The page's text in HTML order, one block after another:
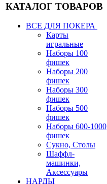
КАТАЛОГ ТОВАРОВ
ВСЕ ДЛЯ ПОКЕРА
Карты
игральные
Наборы 100
фишек
Наборы 200
фишек
Наборы 300
фишек
Наборы 500
фишек
Наборы 600-1000
фишек
Сукно, Столы
Шаффл-
машинки,
Аксессуары
НАРДЫ